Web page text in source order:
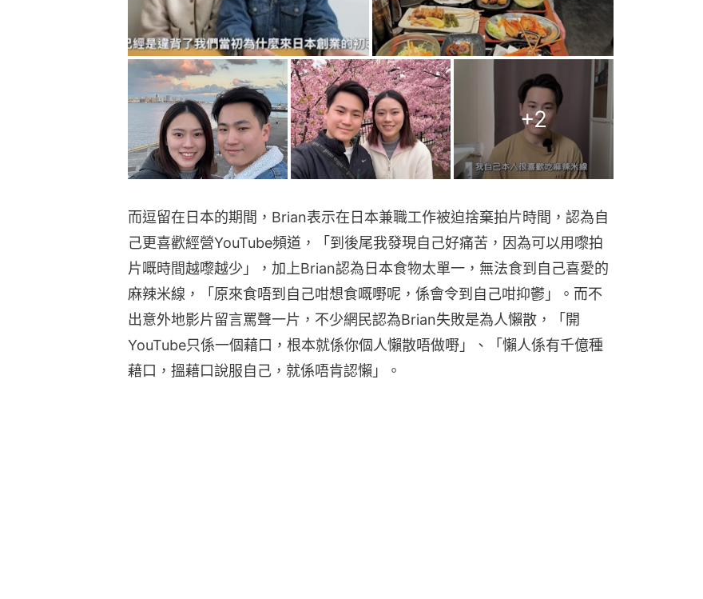
+2
而逗留在日本的期間，Brian表示在日本兼職工作被迫捨棄拍片時間，認為自
己更喜歡經營YouTube頻道，「到後尾我發現自己好痛苦，因為可以用嚟拍
片嘅時間越嚟越少」，加上Brian認為日本食物太單一，無法食到自己喜愛的
麻辣米線，「原來食唔到自己咁想食嘅嘢呢，係會令到自己咁抑鬱」。而不
出意外地影片留言罵聲一片，不少網民認為Brian失敗是為人懶散，「開
YouTube只係一個藉口，根本就係你個人懶散唔做嘢」、「懶人係有千億種
藉口，搵藉口說服自己，就係唔肯認懶」。